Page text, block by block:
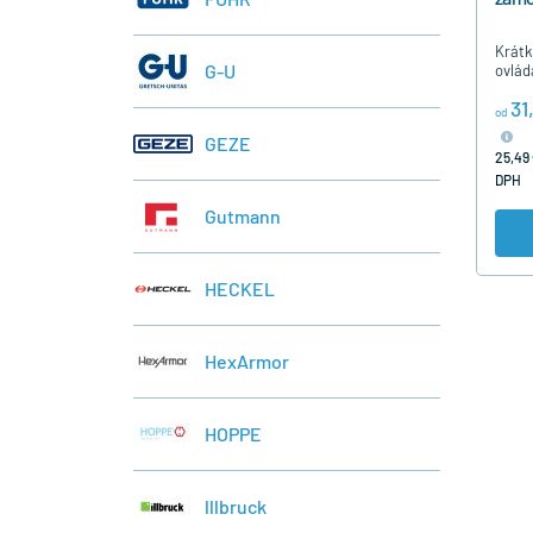
pre
od
25,49
DPH
G-U
GEZE
Gutmann
HECKEL
HexArmor
HOPPE
lllbruck